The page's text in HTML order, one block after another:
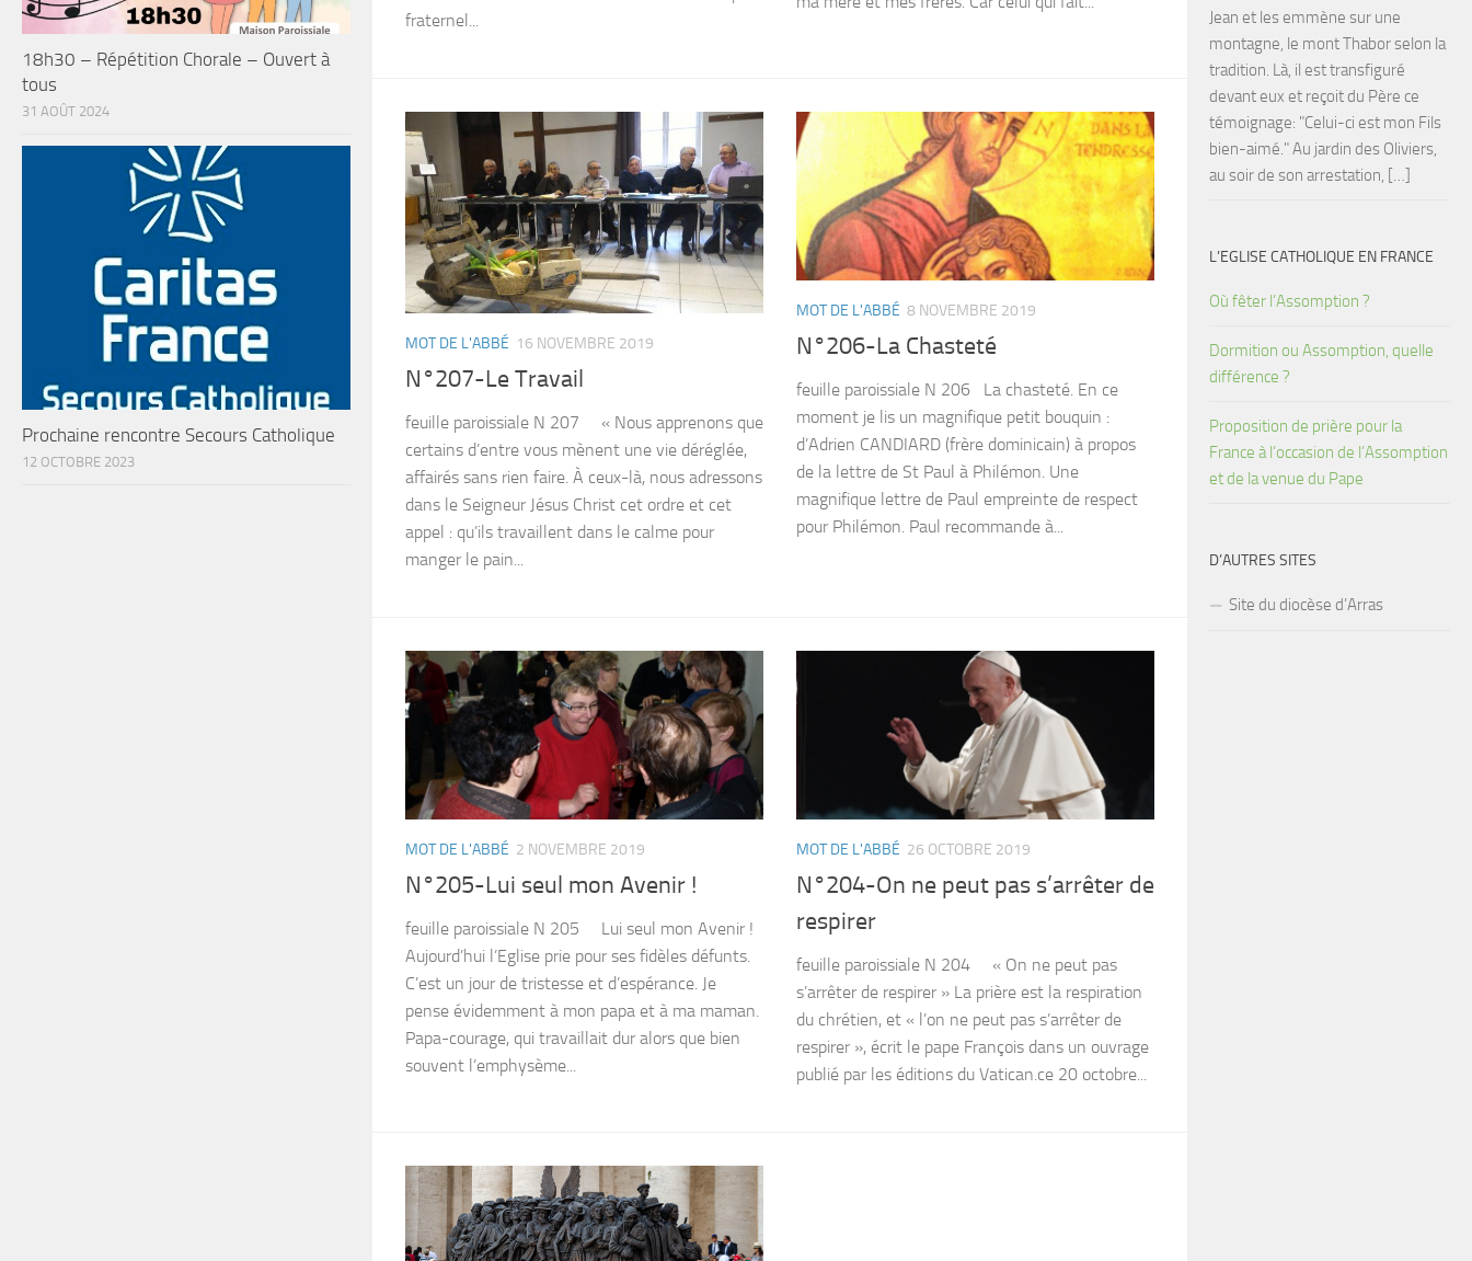
fraternel...
MOT DE L'ABBÉ 16 NOVEMBRE 2019
N°207-Le Travail
feuille paroissiale N 207 « Nous apprenons que
certains d’entre vous mènent une vie déréglée,
affairés sans rien faire. À ceux-là, nous adressons
dans le Seigneur Jésus Christ cet ordre et cet
appel : qu’ils travaillent dans le calme pour
manger le pain...
MOT DE L'ABBÉ 8 NOVEMBRE 2019
N°206-La Chasteté
feuille paroissiale N 206 La chasteté. En ce
moment je lis un magnifique petit bouquin :
d’Adrien CANDIARD (frère dominicain) à propos
de la lettre de St Paul à Philémon. Une
magnifique lettre de Paul empreinte de respect
pour Philémon. Paul recommande à...
MOT DE L'ABBÉ 2 NOVEMBRE 2019
N°205-Lui seul mon Avenir !
feuille paroissiale N 205 Lui seul mon Avenir !
Aujourd’hui l’Eglise prie pour ses fidèles défunts.
C’est un jour de tristesse et d’espérance. Je
pense évidemment à mon papa et à ma maman.
Papa-courage, qui travaillait dur alors que bien
souvent l’emphysème...
MOT DE L'ABBÉ 26 OCTOBRE 2019
N°204-On ne peut pas s’arrêter de
respirer
feuille paroissiale N 204 « On ne peut pas
s’arrêter de respirer » La prière est la respiration
du chrétien, et « l’on ne peut pas s’arrêter de
respirer », écrit le pape François dans un ouvrage
publié par les éditions du Vatican.ce 20 octobre...
18h30 – Répétition Chorale – Ouvert à
tous
31 AOÛT 2024
Prochaine rencontre Secours Catholique
12 OCTOBRE 2023
Jean et les emmène sur une
montagne, le mont Thabor selon la
tradition. Là, il est transfiguré
devant eux et reçoit du Père ce
témoignage: "Celui-ci est mon Fils
bien-aimé." Au jardin des Oliviers,
au soir de son arrestation, […]
L’EGLISE CATHOLIQUE EN FRANCE
Où fêter l’Assomption ?
Dormition ou Assomption, quelle
différence ?
Proposition de prière pour la
France à l’occasion de l’Assomption
et de la venue du Pape
D’AUTRES SITES
Site du diocèse d’Arras